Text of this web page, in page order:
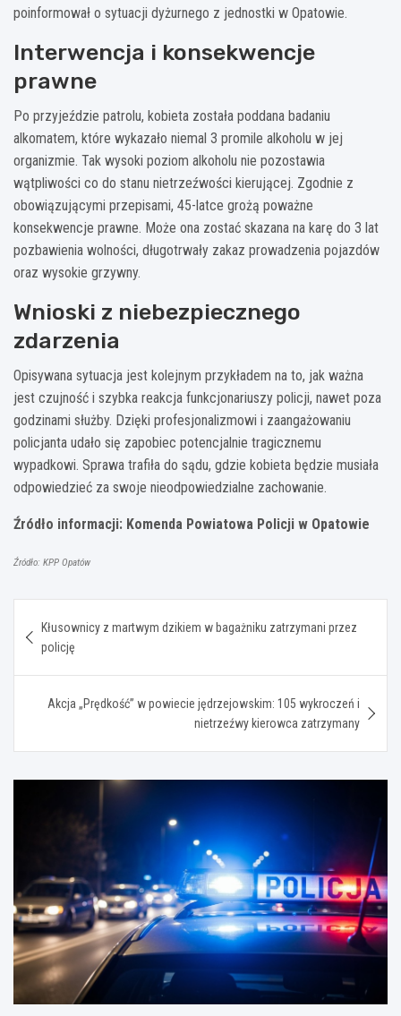
poinformował o sytuacji dyżurnego z jednostki w Opatowie.
Interwencja i konsekwencje
prawne
Po przyjeździe patrolu, kobieta została poddana badaniu
alkomatem, które wykazało niemal 3 promile alkoholu w jej
organizmie. Tak wysoki poziom alkoholu nie pozostawia
wątpliwości co do stanu nietrzeźwości kierującej. Zgodnie z
obowiązującymi przepisami, 45-latce grożą poważne
konsekwencje prawne. Może ona zostać skazana na karę do 3 lat
pozbawienia wolności, długotrwały zakaz prowadzenia pojazdów
oraz wysokie grzywny.
Wnioski z niebezpiecznego
zdarzenia
Opisywana sytuacja jest kolejnym przykładem na to, jak ważna
jest czujność i szybka reakcja funkcjonariuszy policji, nawet poza
godzinami służby. Dzięki profesjonalizmowi i zaangażowaniu
policjanta udało się zapobiec potencjalnie tragicznemu
wypadkowi. Sprawa trafiła do sądu, gdzie kobieta będzie musiała
odpowiedzieć za swoje nieodpowiedzialne zachowanie.
Źródło informacji: Komenda Powiatowa Policji w Opatowie
Źródło: KPP Opatów
wpisu
Kłusownicy z martwym dzikiem w bagażniku zatrzymani przez
policję
Akcja „Prędkość” w powiecie jędrzejowskim: 105 wykroczeń i
nietrzeźwy kierowca zatrzymany